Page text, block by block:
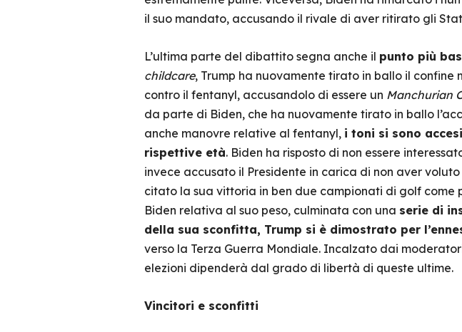
il suo mandato, accusando il rivale di aver ritirato gli
L’ultima parte del dibattito segna anche il punto più
childcare, Trump ha nuovamente tirato in ballo il confine
contro il fentanyl, accusandolo di essere un Manchurian
da parte di Biden, che ha nuovamente tirato in ballo
anche manovre relative al fentanyl, i toni si sono
rispettive età. Biden ha risposto di non essere
invece accusato il Presidente in carica di non aver
citato la sua vittoria in ben due campionati di golf
Biden relativa al suo peso, culminata con una serie di
della sua sconfitta, Trump si è dimostrato per
verso la Terza Guerra Mondiale. Incalzato dai
elezioni dipenderà dal grado di libertà di queste ultime.
Vincitori e sconfitti